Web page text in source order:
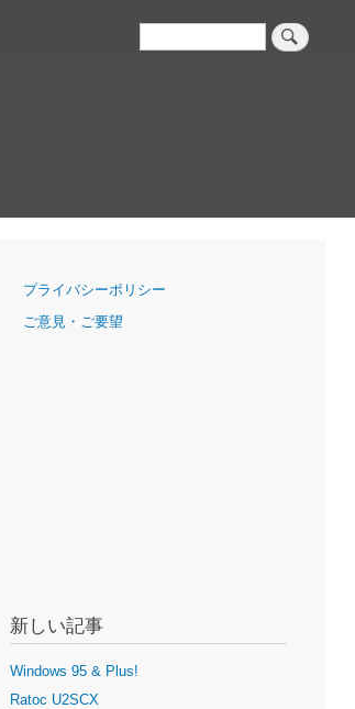
検
索
ナ
ゲ
プライバシーポリシー
ご意見・ご要望
新しい記事
Windows 95 & Plus!
Ratoc U2SCX